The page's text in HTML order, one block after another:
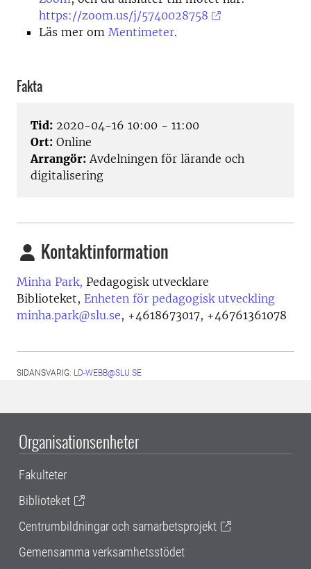
https://zoom.us/j/5740028758
Läs mer om Mentimeter.
Fakta
Tid: 2020-04-16 10:00 - 11:00
Ort: Online
Arrangör: Avdelningen för lärande och
digitalisering
Kontaktinformation
Minha Park, Pedagogisk utvecklare
Biblioteket, Enheten för pedagogisk utveckling
minha.park@slu.se, +4618673017, +46761361078
SIDANSVARIG: LD-WEBB@SLU.SE
Organisationsenheter
Fakulteter
Biblioteket
Centrumbildningar och samarbetsprojekt
Gemensamma verksamhetsstödet